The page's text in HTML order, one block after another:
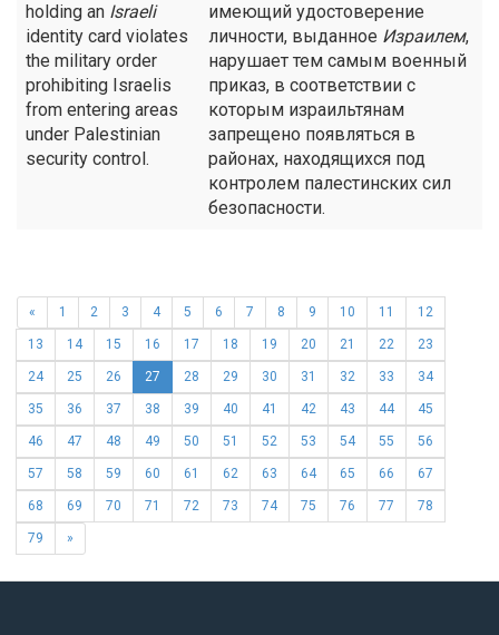
holding an Israeli
identity card violates
the military order
prohibiting Israelis
from entering areas
under Palestinian
security control.
имеющий удостоверение
личности, выданное Израилем,
нарушает тем самым военный
приказ, в соответствии с
которым израильтянам
запрещено появляться в
районах, находящихся под
контролем палестинских сил
безопасности.
« 1 2 3 4 5 6 7 8 9 10 11 12
13 14 15 16 17 18 19 20 21 22 23
24 25 26 27 28 29 30 31 32 33 34
35 36 37 38 39 40 41 42 43 44 45
46 47 48 49 50 51 52 53 54 55 56
57 58 59 60 61 62 63 64 65 66 67
68 69 70 71 72 73 74 75 76 77 78
79 »